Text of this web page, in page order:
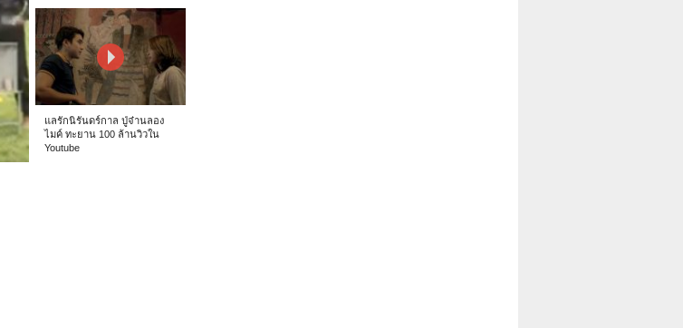
แลรักนิรันดร์กาล ปู่จ๋านลอง
ไมค์ ทะยาน 100 ล้านวิวใน
Youtube